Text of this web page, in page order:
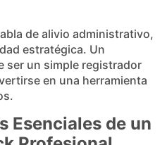
de alivio administrativo,
estratégica. Un
ser un simple registrador
en una herramienta
Esenciales de un